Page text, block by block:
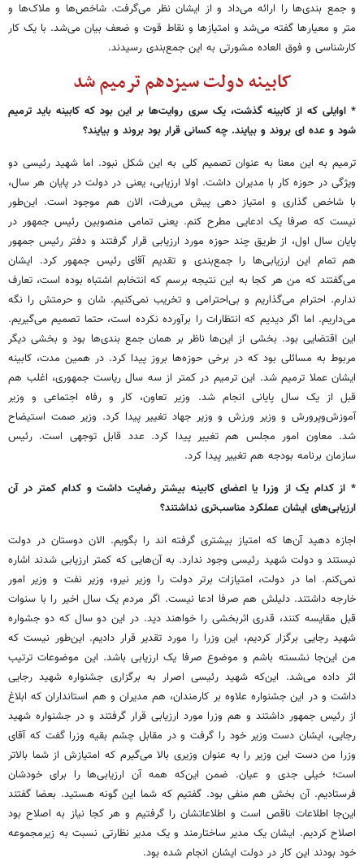
و جمع بندی‌ها را ارائه می‌داد و از ایشان نظر می‌گرفت. شاخص‌ها و ملاک‌ها و
متر و معیارها گفته می‌شد و امتیازها و نقاط قوت و ضعف بیان می‌شد. با یک کار
کارشناسی و فوق العاده مشورتی به این جمع‌بندی رسیدند.
کابینه دولت سیزدهم ترمیم شد
* اوایلی که از کابینه گذشت، یک سری روایت‌ها بر این بود که کابینه باید ترمیم
شود و عده ای بروند و بیایند. چه کسانی قرار بود بروند و بیایند؟
ترمیم به این معنا به عنوان تصمیم کلی به این شکل نبود. اما شهید رئیسی دو
ویژگی در حوزه کار با مدیران داشت. اولا ارزیابی، یعنی در دولت در پایان هر سال،
با شاخص گذاری و امتیاز دهی پیش می‌رفت، الان هم موجود است. این‌طور
نیست که صرفا یک ادعایی مطرح کنم. یعنی تمامی منصوبین رئیس جمهور در
پایان سال اول، از طریق چند حوزه مورد ارزیابی قرار گرفتند و دفتر رئیس جمهور
هم تمام این ارزیابی‌ها را جمع‌بندی و تقدیم آقای رئیس جمهور کرد. ایشان
می‌گفتند که من هر کجا به این نتیجه برسم که انتخابم اشتباه بوده است، تعارف
ندارم. احترام می‌گذاریم و بی‌احترامی و تخریب نمی‌کنیم. شان و حرمتش را نگه
می‌داریم. اما اگر دیدیم که انتظارات را برآورده نکرده است، حتما تصمیم می‌گیریم.
این اقتضایی بود. بخشی از این‌ها ناظر بر همان جمع بندی‌ها بود و بخشی دیگر
مربوط به مسائلی بود که در برخی حوزه‌ها بروز پیدا کرد. در همین مدت، کابینه
ایشان عملا ترمیم شد. این ترمیم در کمتر از سه سال ریاست جمهوری، اغلب هم
قبل از یک سال پایانی انجام شد. وزیر تعاون، کار و رفاه اجتماعی و وزیر
آموزش‌وپرورش و وزیر ورزش و وزیر جهاد تغییر پیدا کرد. وزیر صمت استیضاح
شد. معاون امور مجلس هم تغییر پیدا کرد. عدد قابل توجهی است. رئیس
سازمان برنامه بودجه هم تغییر پیدا کرد.
* از کدام یک از وزرا یا اعضای کابینه بیشتر رضایت داشت و کدام کمتر در آن
ارزیابی‌های ایشان عملکرد مناسب‌تری نداشتند؟
اجازه دهید آن‌ها که امتیاز بیشتری گرفته اند را بگویم. الان دوستان در دولت
نیستند و دولت شهید رئیسی وجود ندارد. به آن‌هایی که کمتر ارزیابی شدند اشاره
نمی‌کنم. اما در دولت، امتیازات برتر دولت را وزیر نیرو، وزیر نفت و وزیر امور
خارجه داشتند. دلیلش هم صرفا ادعا نیست. اگر مردم یک سال اخیر را با سنوات
قبل مقایسه کنند، قدری اثربخشی را خواهند دید. در این دو سال که دو جشواره
شهید رجایی برگزار کردیم، این وزرا را مورد تقدیر قرار دادیم. این‌طور نیست که
من این‌جا نشسته باشم و موضوع صرفا یک ارزیابی باشد. این موضوعات ترتیب
اثر داده می‌شد. این‌که شهید رئیسی اصرار به برگزاری جشنواره شهید رجایی
داشت و در این جشنواره علاوه بر کارمندان، هم مدیران و هم استانداران که ابلاغ
از رئیس جمهور داشتند و هم وزرا مورد ارزیابی قرار گرفتند و در جشنواره شهید
رجایی، ایشان دست وزیر خود را گرفت و در مقابل چشم بقیه وزرا گفت که آقای
وزرا من دست این وزیر را به عنوان وزیری بالا می‌گیرم که امتیازش از شما بالاتر
است؛ خیلی جدی و عیان. ضمن این‌که همه آن ارزیابی‌ها را برای خودشان
فرستادیم. آن بخش هم منفی بود. گفتیم که شما این گونه هستید. بعضا گفتند
این‌جا اطلاعات ناقص است و اطلاعاتشان را گرفتیم و هر کجا نیاز به اصلاح بود
اصلاح کردیم. ایشان یک مدیر ساختارمند و یک مدیر نظارتی نسبت به زیرمجموعه
خود بودند این کار در دولت ایشان انجام شده بود.